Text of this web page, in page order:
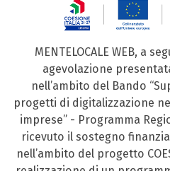
MENTELOCALE WEB, a
agevolazione
nell’ambito del Bando
progetti di digitalizzazione
imprese” - Programma
ricevuto il sostegno
nell’ambito del progetto